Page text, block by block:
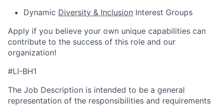
Dynamic Diversity & Inclusion Interest Groups
Apply if you believe your own unique capabilities can
contribute to the success of this role and our
organization!
#LI-BH1
The Job Description is intended to be a general
representation of the responsibilities and requirements